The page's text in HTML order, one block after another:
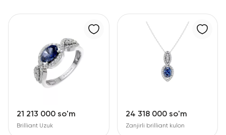
21 213 000 so'm
Brilliant Uzuk
24 318 000 so'm
Zanjirli brilliant kulon